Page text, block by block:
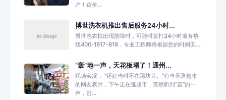
户！这价...
博世洗衣机推出售后服务24小时...
博世洗衣机出现故障时，可随时拨打24小时服务热
线400-1817-818，专业工程师将根据您的时间安...
“轰”地一声，天花板塌了！通州...
现场实况： “还好当时不在那块儿。”有当天逛超市
的网友表示，下午正在逛超市，突然听到“轰”的一
声，赶...